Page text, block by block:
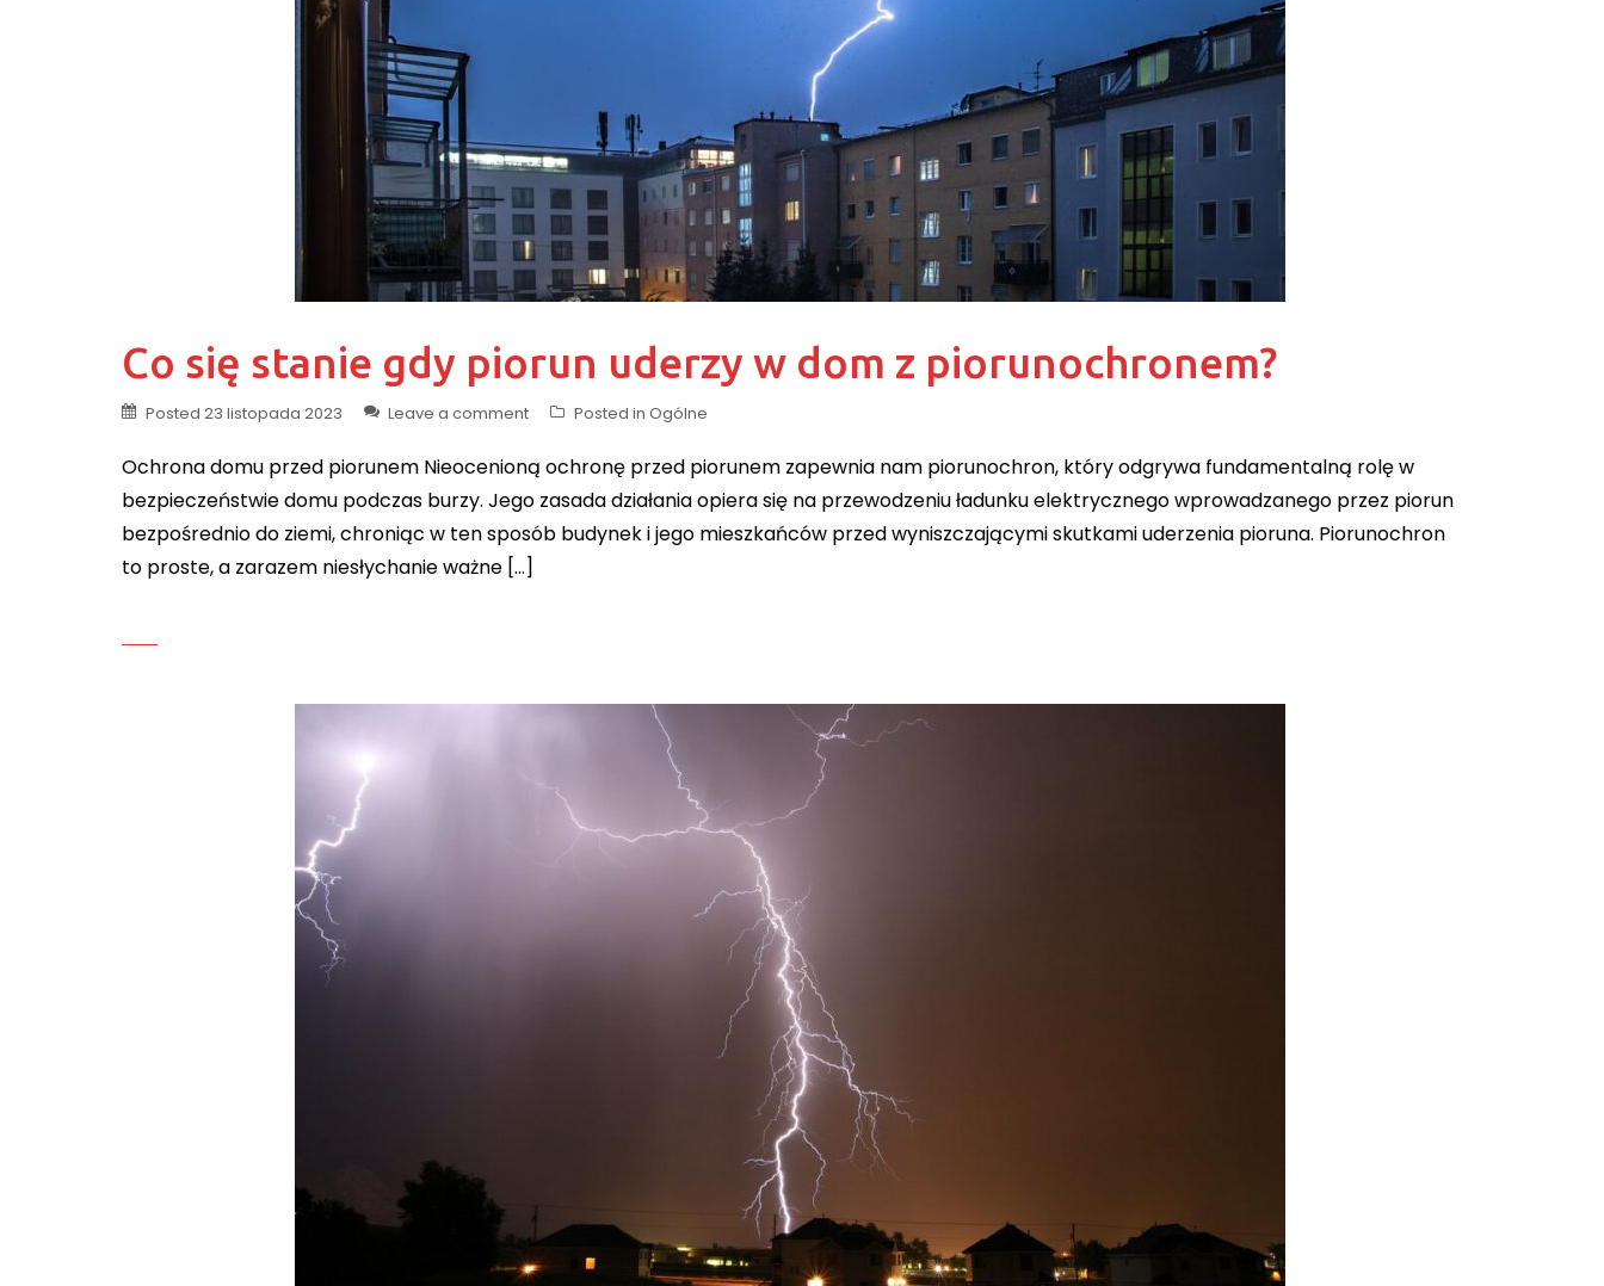
Co się stanie gdy piorun uderzy w dom z piorunochronem?
Posted 23 listopada 2023 Leave a comment Posted in Ogólne
Ochrona domu przed piorunem Nieocenioną ochronę przed piorunem zapewnia nam piorunochron, który odgrywa fundamentalną rolę w
bezpieczeństwie domu podczas burzy. Jego zasada działania opiera się na przewodzeniu ładunku elektrycznego wprowadzanego przez piorun
bezpośrednio do ziemi, chroniąc w ten sposób budynek i jego mieszkańców przed wyniszczającymi skutkami uderzenia pioruna. Piorunochron
to proste, a zarazem niesłychanie ważne […]